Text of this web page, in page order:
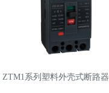
ZTM1系列塑料外壳式断路器